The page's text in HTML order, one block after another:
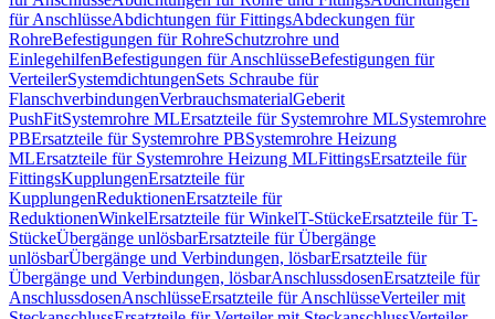
für AnschlüsseAbdichtungen für FittingsAbdeckungen für
RohreBefestigungen für RohreSchutzrohre und
EinlegehilfenBefestigungen für AnschlüsseBefestigungen für
VerteilerSystemdichtungenSets Schraube für
FlanschverbindungenVerbrauchsmaterialGeberit
PushFitSystemrohre MLErsatzteile für Systemrohre MLSystemrohre
PBErsatzteile für Systemrohre PBSystemrohre Heizung
MLErsatzteile für Systemrohre Heizung MLFittingsErsatzteile für
FittingsKupplungenErsatzteile für
KupplungenReduktionenErsatzteile für
ReduktionenWinkelErsatzteile für WinkelT-StückeErsatzteile für T-
StückeÜbergänge unlösbarErsatzteile für Übergänge
unlösbarÜbergänge und Verbindungen, lösbarErsatzteile für
Übergänge und Verbindungen, lösbarAnschlussdosenErsatzteile für
AnschlussdosenAnschlüsseErsatzteile für AnschlüsseVerteiler mit